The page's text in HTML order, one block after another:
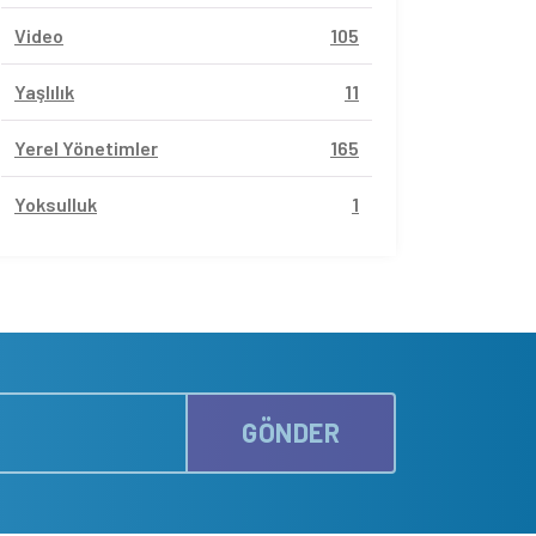
Video 105
Yaşlılık 11
Yerel Yönetimler 165
Yoksulluk 1
GÖNDER